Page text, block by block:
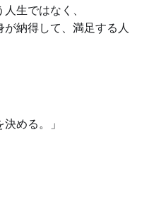
生ではなく、
が納得して、満足する人
める。」